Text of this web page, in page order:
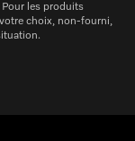
les produits
choix, non-fourni,